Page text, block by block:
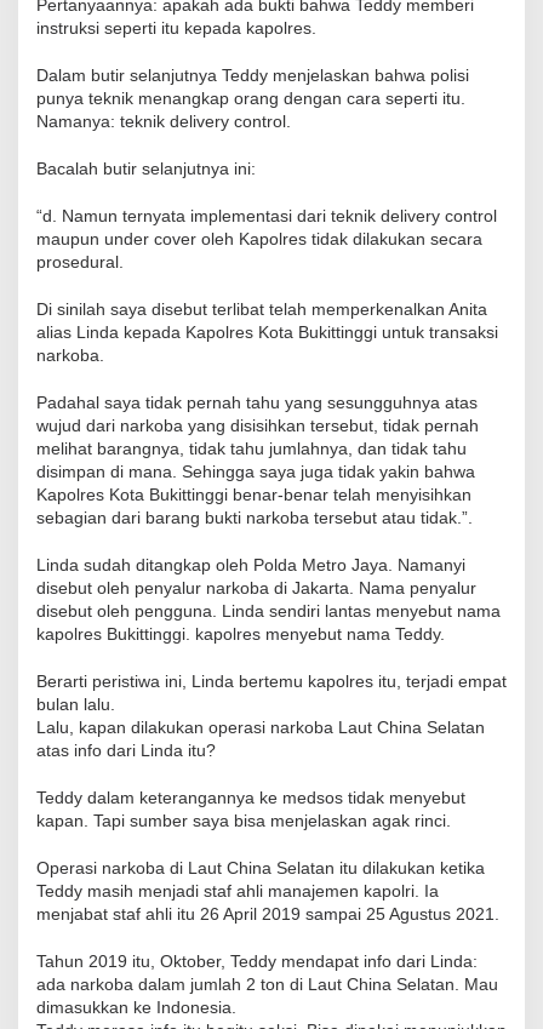
Pertanyaannya: apakah ada bukti bahwa Teddy memberi
instruksi seperti itu kepada kapolres.
Dalam butir selanjutnya Teddy menjelaskan bahwa polisi
punya teknik menangkap orang dengan cara seperti itu.
Namanya: teknik delivery control.
Bacalah butir selanjutnya ini:
“d. Namun ternyata implementasi dari teknik delivery control
maupun under cover oleh Kapolres tidak dilakukan secara
prosedural.
Di sinilah saya disebut terlibat telah memperkenalkan Anita
alias Linda kepada Kapolres Kota Bukittinggi untuk transaksi
narkoba.
Padahal saya tidak pernah tahu yang sesungguhnya atas
wujud dari narkoba yang disisihkan tersebut, tidak pernah
melihat barangnya, tidak tahu jumlahnya, dan tidak tahu
disimpan di mana. Sehingga saya juga tidak yakin bahwa
Kapolres Kota Bukittinggi benar-benar telah menyisihkan
sebagian dari barang bukti narkoba tersebut atau tidak.”.
Linda sudah ditangkap oleh Polda Metro Jaya. Namanyi
disebut oleh penyalur narkoba di Jakarta. Nama penyalur
disebut oleh pengguna. Linda sendiri lantas menyebut nama
kapolres Bukittinggi. kapolres menyebut nama Teddy.
Berarti peristiwa ini, Linda bertemu kapolres itu, terjadi empat
bulan lalu.
Lalu, kapan dilakukan operasi narkoba Laut China Selatan
atas info dari Linda itu?
Teddy dalam keterangannya ke medsos tidak menyebut
kapan. Tapi sumber saya bisa menjelaskan agak rinci.
Operasi narkoba di Laut China Selatan itu dilakukan ketika
Teddy masih menjadi staf ahli manajemen kapolri. Ia
menjabat staf ahli itu 26 April 2019 sampai 25 Agustus 2021.
Tahun 2019 itu, Oktober, Teddy mendapat info dari Linda:
ada narkoba dalam jumlah 2 ton di Laut China Selatan. Mau
dimasukkan ke Indonesia.